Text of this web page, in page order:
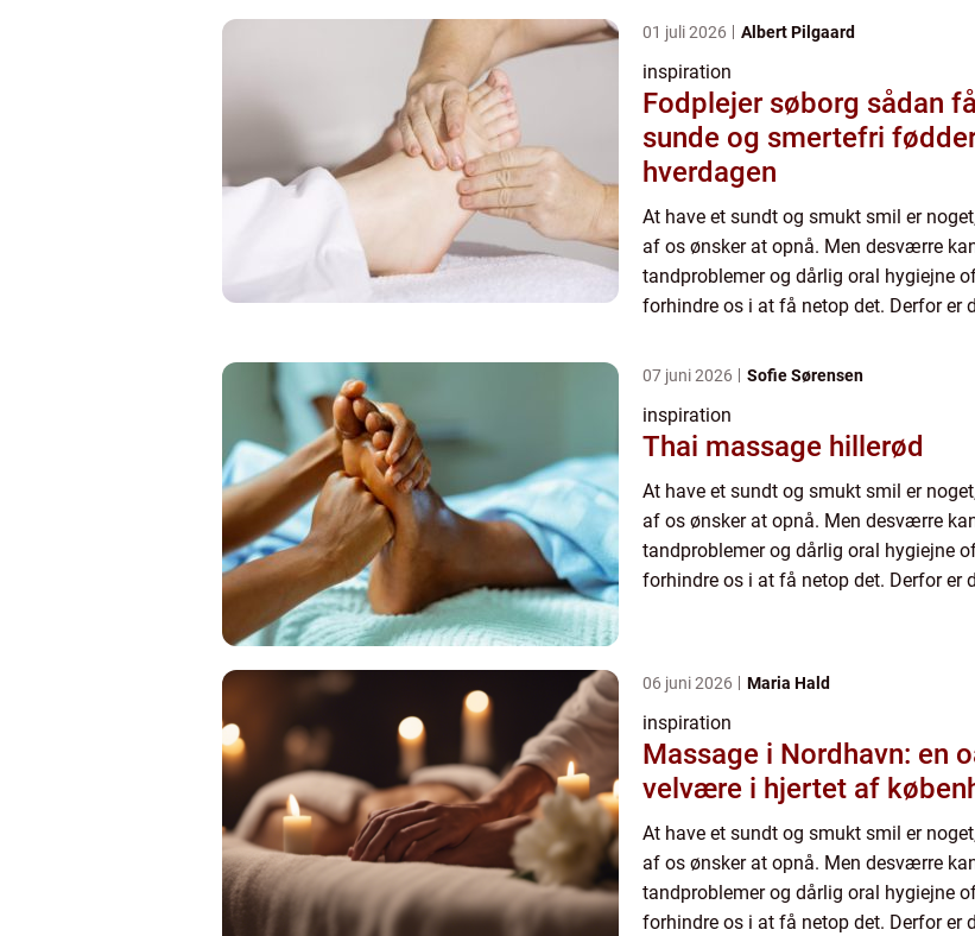
01 juli 2026 Albert Pilgaard
inspiration
Fodplejer søborg sådan får du
sunde og smertefri
hverdagen
At have et sundt og smukt smil er
af os ønsker at opnå. Men desværre
tandproblemer og dårlig oral hygiejne
forhindre os i at få netop det. Derfor er
07 juni 2026 Sofie Sørensen
inspiration
Thai massage hillerød
At have et sundt og smukt smil er
af os ønsker at opnå. Men desværre
tandproblemer og dårlig oral hygiejne
forhindre os i at få netop det. Derfor er
06 juni 2026 Maria Hald
inspiration
Massage i Nordhavn: en
velvære i hjertet af
At have et sundt og smukt smil er
af os ønsker at opnå. Men desværre
tandproblemer og dårlig oral hygiejne
forhindre os i at få netop det. Derfor er